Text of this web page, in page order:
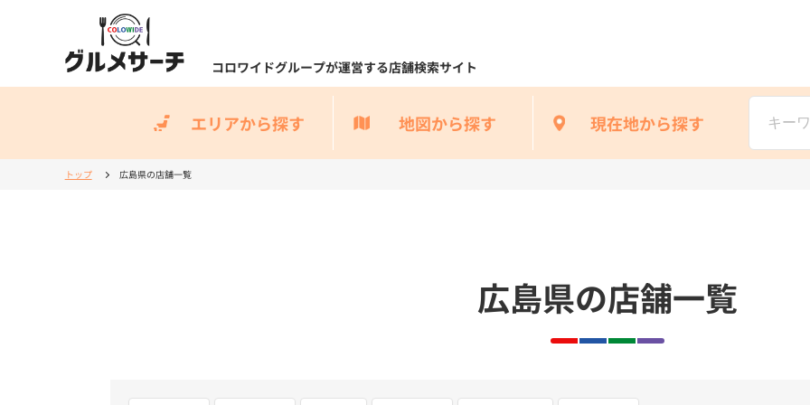
コロワイドグループが運営する店舗検索サイト
エリアから探す 地図から探す 現在地から探す
トップ 広島県の店舗一覧
広島県の店舗一覧